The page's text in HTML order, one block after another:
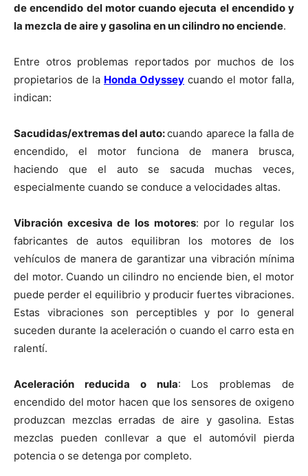
de encendido del motor cuando ejecuta el encendido y
la mezcla de aire y gasolina en un cilindro no enciende.
Entre otros problemas reportados por muchos de los
propietarios de la Honda Odyssey cuando el motor falla,
indican:
Sacudidas/extremas del auto:cuando aparece la falla de
encendido, el motor funciona de manera brusca,
haciendo que el auto se sacuda muchas veces,
especialmente cuando se conduce a velocidades altas.
Vibración excesiva de los motores: por lo regular los
fabricantes de autos equilibran los motores de los
vehículos de manera de garantizar una vibración mínima
del motor. Cuando un cilindro no enciende bien, el motor
puede perder el equilibrio y producir fuertes vibraciones.
Estas vibraciones son perceptibles y por lo general
suceden durante la aceleración o cuando el carro esta en
ralentí.
Aceleración reducida o nula: Los problemas de
encendido del motor hacen que los sensores de oxigeno
produzcan mezclas erradas de aire y gasolina. Estas
mezclas pueden conllevar a que el automóvil pierda
potencia o se detenga por completo.